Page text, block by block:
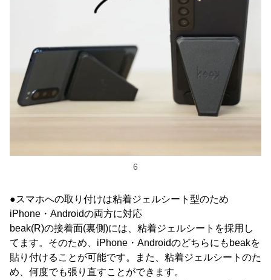
6
●スマホへの取り付けは粘着ジェルシート型のため
iPhone・Androidの両方に対応
beak(R)の接着面(裏側)には、粘着ジェルシートを採用し
てます。そのため、iPhone・Androidのどちらにもbeakを
貼り付けることが可能です。また、粘着ジェルシートのた
め、何度でも張り直すことができます。